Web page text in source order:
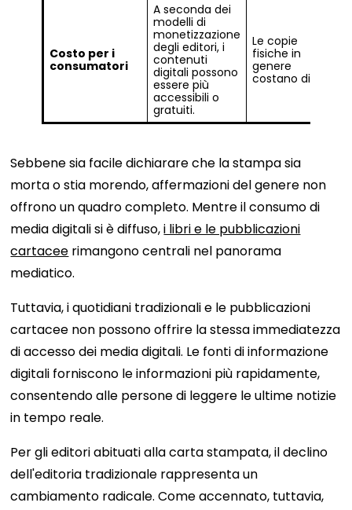
Costo per i
consumatori
A seconda dei
modelli di
monetizzazione
degli editori, i
contenuti
digitali possono
essere più
accessibili o
gratuiti.
Le copie
fisiche in
genere
costano di più.
Sebbene sia facile dichiarare che la stampa sia
morta o stia morendo, affermazioni del genere non
offrono un quadro completo. Mentre il consumo di
media digitali si è diffuso,i libri e le pubblicazioni
cartacee rimangono centrali nel panorama
mediatico.
Tuttavia, i quotidiani tradizionali e le pubblicazioni
cartacee non possono offrire la stessa immediatezza
di accesso dei media digitali. Le fonti di informazione
digitali forniscono le informazioni più rapidamente,
consentendo alle persone di leggere le ultime notizie
in tempo reale.
Per gli editori abituati alla carta stampata, il declino
dell'editoria tradizionale rappresenta un
cambiamento radicale. Come accennato, tuttavia,